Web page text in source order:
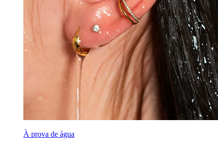
À prova de água